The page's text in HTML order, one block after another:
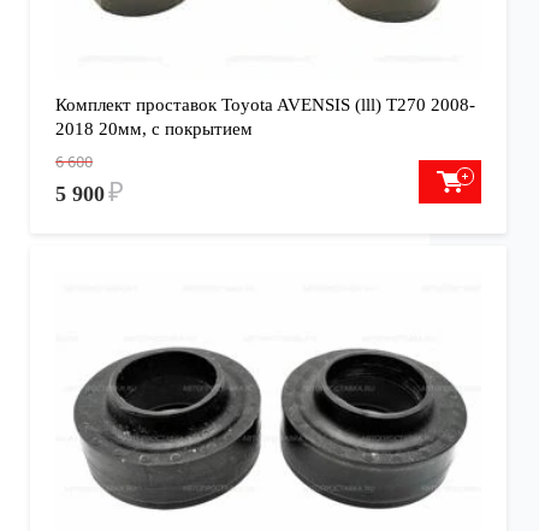
Комплект проставок Toyota AVENSIS (lll) T270 2008-
2018 20мм, с покрытием
6 600
5 900₽